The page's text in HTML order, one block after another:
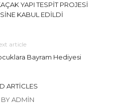
YAPI TESPİT PROJESİ
KABUL EDİLDİ
article
Bayram Hediyesi
ARTICLES
ADMIN